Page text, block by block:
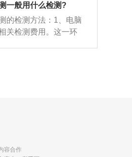
更换；2、火花塞、高
也会造成汽车排放超
会造成排放污染加
元催化是否正常。所
天气比较潮湿时；2、
气排出，在排气管里
于流水的多少与汽车
关，性能好的和排气
一般用什么检测?
的检测方法：1、电脑
关检测费用。这一环
服务器；5、检测完
容合作